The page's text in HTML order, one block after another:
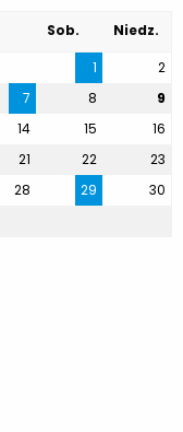
Sob.
Niedz.
1
2
7 8
9
14 15
16
21 22
23
28 29
30